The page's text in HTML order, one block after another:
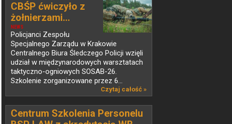
NEWS
CBŚP ćwiczyło z
żołnierzami...
Policjanci Zespołu
Specjalnego Zarządu w Krakowie
Centralnego Biura Śledczego Policji wzięli
udział w międzynarodowych warsztatach
taktyczno-ogniowych SOSAB-26.
Szkolenie zorganizowane przez 6...
Czytaj całość »
Centrum Szkolenia Personelu